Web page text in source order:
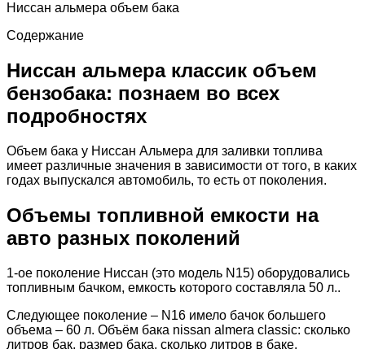
Ниссан альмера объем бака
Содержание
Ниссан альмера классик объем
бензобака: познаем во всех
подробностях
Объем бака у Ниссан Альмера для заливки топлива
имеет различные значения в зависимости от того, в каких
годах выпускался автомобиль, то есть от поколения.
Объемы топливной емкости на
авто разных поколений
1-ое поколение Ниссан (это модель N15) оборудовались
топливным бачком, емкость которого составляла 50 л..
Следующее поколение – N16 имело бачок большего
объема – 60 л. Объём бака nissan almera classic: сколько
литров бак, размер бака, сколько литров в баке.